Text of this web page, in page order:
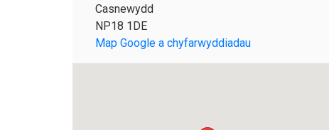
Casnewydd
NP18 1DE
Map Google a chyfarwyddiadau